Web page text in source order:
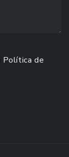
Política de